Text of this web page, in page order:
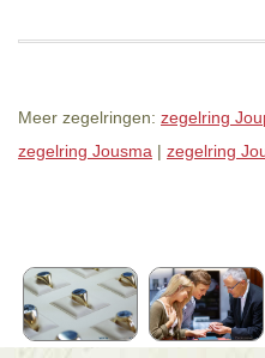
Meer zegelringen: zegelring
zegelring Jousma | zegelring